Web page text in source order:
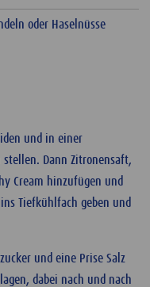
oder Haselnüsse
und in einer
Dann Zitronensaft,
Cream hinzufügen und
Tiefkühlfach geben und
und eine Prise Salz
dabei nach und nach